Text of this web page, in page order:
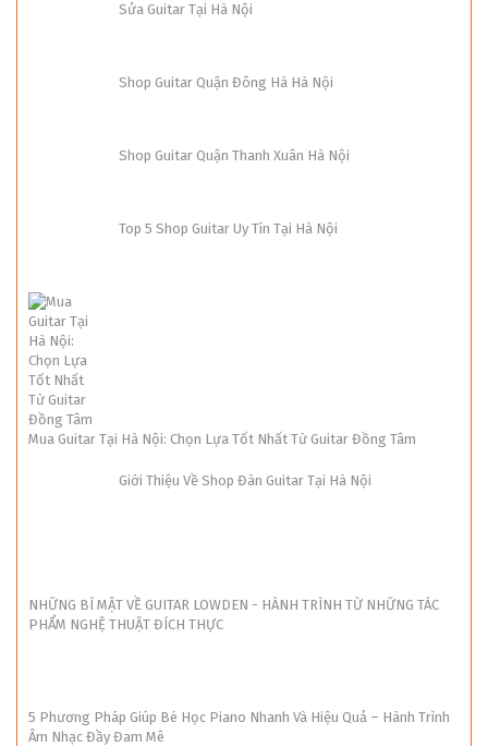
Sửa Guitar Tại Hà Nội
Shop Guitar Quận Đông Hà Hà Nội
Shop Guitar Quận Thanh Xuân Hà Nội
Top 5 Shop Guitar Uy Tín Tại Hà Nội
Mua Guitar Tại Hà Nội: Chọn Lựa Tốt Nhất Từ Guitar Đồng Tâm
Giới Thiệu Về Shop Đàn Guitar Tại Hà Nội
NHỮNG BÍ MẬT VỀ GUITAR LOWDEN - HÀNH TRÌNH TỪ NHỮNG TÁC
PHẨM NGHỆ THUẬT ĐÍCH THỰC
5 Phương Pháp Giúp Bé Học Piano Nhanh Và Hiệu Quả – Hành Trình
Âm Nhạc Đầy Đam Mê